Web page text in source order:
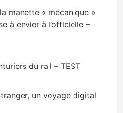
manette « mécanique »
à envier à l’officielle –
du rail – TEST
un voyage digital